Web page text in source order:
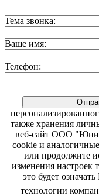
Тема звонка:
Ваше имя:
Телефон:
также хранения
веб-сайт ООО
cookie и
или продолжите
изменения настроек
это будет
технологии